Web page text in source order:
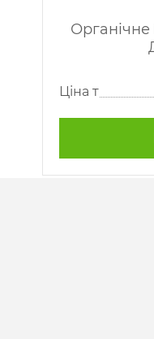
Ціна т